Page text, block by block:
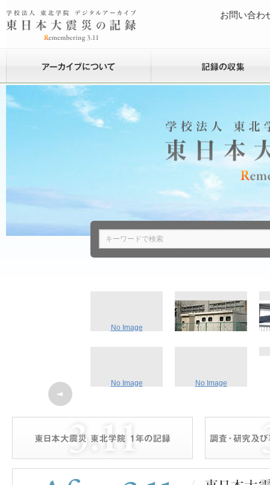
お問い合わ
No Image
【2011年4月27日】
【2011年3月20日】
No Image
広報課
【2011年4月4日】
No Image
【2011年3月25日】